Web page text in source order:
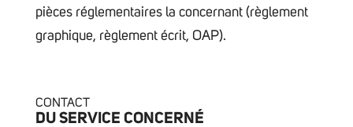
pièces réglementaires la concernant (règlement
graphique, règlement écrit, OAP).
CONTACT
DU SERVICE CONCERNÉ